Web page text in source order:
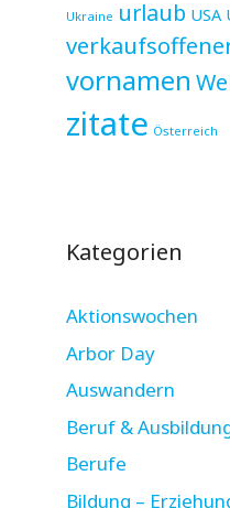
Ukraine urlaub USA
vornamen
zitate Österreich
Kategorien
Aktionswochen
Arbor Day
Auswandern
Beruf &
Berufe
Bildung –